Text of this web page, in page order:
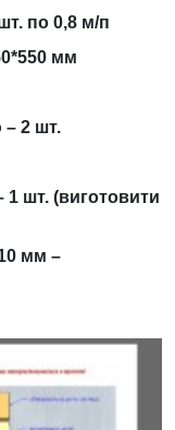
по 0,8 м/п
мм
– 2 шт.
1 шт. (виготовити
мм –